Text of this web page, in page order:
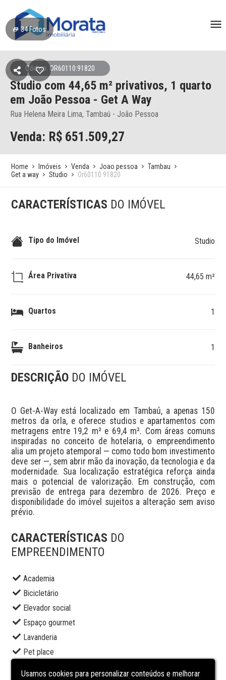
34Fotos
Código: OR60110:91820
Studio com 44,65 m² privativos, 1 quarto
em João Pessoa - Get A Way
Rua Helena Meira Lima, Tambaú - João Pessoa
Venda: R$ 651.509,27
Home Imóveis Venda Joao pessoa
Tambau
Get a way
Studio Or60110 91820
CARACTERÍSTICAS DO IMÓVEL
Tipo do Imóvel Studio
Área Privativa 44,65 m²
Quartos 1
Banheiros 1
DESCRIÇÃO DO IMÓVEL
O Get-A-Way está localizado em Tambaú, a apenas 150
metros da orla, e oferece studios e apartamentos com
metragens entre 19,2 m² e 69,4 m². Com áreas comuns
inspiradas no conceito de hotelaria, o empreendimento
alia um projeto atemporal — como todo bom investimento
deve ser —, sem abrir mão da inovação, da tecnologia e da
modernidade. Sua localização estratégica reforça ainda
mais o potencial de valorização. Em construção, com
previsão de entrega para dezembro de 2026. Preço e
disponibilidade do imóvel sujeitos a alteração sem aviso
prévio.
CARACTERÍSTICAS DO
EMPREENDIMENTO
Academia
Bicicletário
Elevador social
Espaço gourmet
Lavanderia
Pet place
Usamos cookies para personalizar conteúdos e melhorar